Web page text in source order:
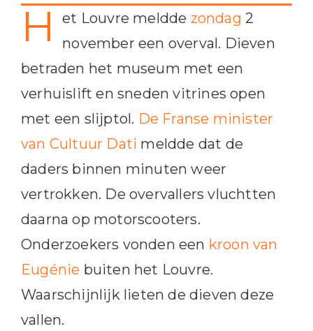
H et Louvre meldde zondag 2
november een overval. Dieven
betraden het museum met een
verhuislift en sneden vitrines open
met een slijptol. De Franse minister
van Cultuur Dati meldde dat de
daders binnen minuten weer
vertrokken. De overvallers vluchtten
daarna op motorscooters.
Onderzoekers vonden een kroon van
Eugénie buiten het Louvre.
Waarschijnlijk lieten de dieven deze
vallen.